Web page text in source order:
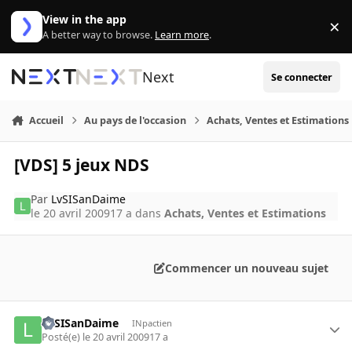
Aller au contenu
View in the app
A better way to browse. Learn more. ×
Next Se connecter
Accueil Au pays de l'occasion Achats, Ventes et Estimations
[VDS] 5 jeux NDS
Par LvSISanDaime
le 20 avril 200917 a dansAchats, Ventes et Estimations
Commencer un nouveau sujet
LvSISanDaime INpactien
Posté(e) le 20 avril 200917 a